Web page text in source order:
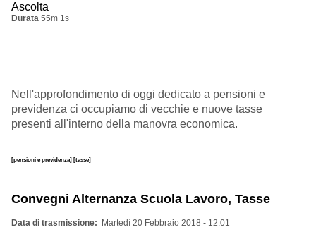
Ascolta
Durata 55m 1s
Nell'approfondimento di oggi dedicato a pensioni e
previdenza ci occupiamo di vecchie e nuove tasse
presenti all'interno della manovra economica.
[pensioni e previdenza] [tasse]
Convegni Alternanza Scuola Lavoro, Tasse
Data di trasmissione Martedì 20 Febbraio 2018 - 12:01